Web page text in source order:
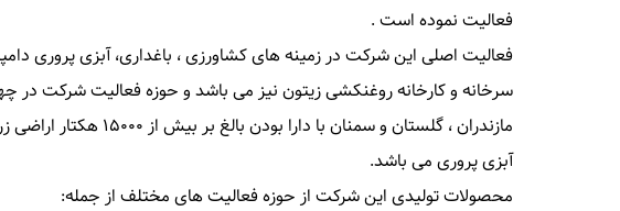
فعالیت نموده است .
فعالیت اصلی این شرکت در زمینه های کشاورزی ، باغداری، آبزی پروری
سرخانه و کارخانه روغنکشی زیتون نیز می باشد و حوزه فعالیت شرکت در
مازندران ، گلستان و سمنان با دارا بودن
آبزی پروری می باشد.
محصولات تولیدی این شرکت از حوزه فعالیت های مختلف از جمله: